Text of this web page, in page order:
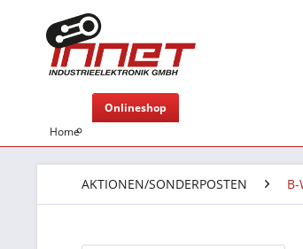
Home
Onlineshop
AKTIONEN/SONDERPOSTEN